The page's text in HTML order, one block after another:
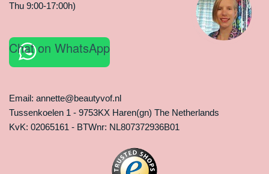
Thu 9:00-17:00h)
Chat on WhatsApp
Email: annette@beautyvof.nl
Tussenkoelen 1 - 9753KX Haren(gn) The Netherlands
KvK: 02065161 - BTWnr: NL807372936B01